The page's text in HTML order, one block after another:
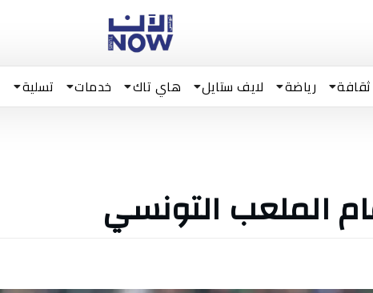
ثقافة رياضة لايف ستايل هاي تاك خدمات تسلية
الملعب التونسي